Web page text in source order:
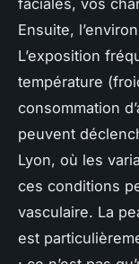
faciales, vos
Ensuite,
L’exposition
température
consommation
peuvent
Lyon, où les
ces conditions
vasculaire. La
est